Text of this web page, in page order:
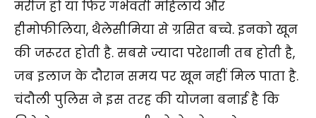
मरीज हो या फिर गर्भवती महिलायें और
हीमोफीलिया, थैलेसीमिया से ग्रसित बच्चे. इनको खून
की जरूरत होती है. सबसे ज्यादा परेशानी तब होती है,
जब इलाज के दौरान समय पर खून नहीं मिल पाता है.
चंदौली पुलिस ने इस तरह की योजना बनाई है कि